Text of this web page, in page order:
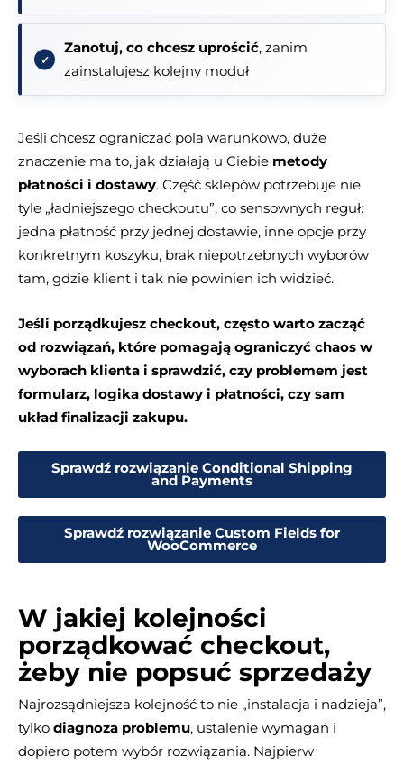
Zanotuj, co chcesz uprościć, zanim
zainstalujesz kolejny moduł
Jeśli chcesz ograniczać pola warunkowo, duże
znaczenie ma to, jak działają u Ciebie metody
płatności i dostawy. Część sklepów potrzebuje nie
tyle „ładniejszego checkoutu”, co sensownych reguł:
jedna płatność przy jednej dostawie, inne opcje przy
konkretnym koszyku, brak niepotrzebnych wyborów
tam, gdzie klient i tak nie powinien ich widzieć.
Jeśli porządkujesz checkout, często warto zacząć
od rozwiązań, które pomagają ograniczyć chaos w
wyborach klienta i sprawdzić, czy problemem jest
formularz, logika dostawy i płatności, czy sam
układ finalizacji zakupu.
Sprawdź rozwiązanie Conditional Shipping
and Payments
Sprawdź rozwiązanie Custom Fields for
WooCommerce
W jakiej kolejności
porządkować checkout,
żeby nie popsuć sprzedaży
Najrozsądniejsza kolejność to nie „instalacja i nadzieja”,
tylko diagnoza problemu, ustalenie wymagań i
dopiero potem wybór rozwiązania. Najpierw